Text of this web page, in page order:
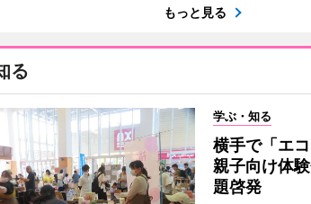
もっと見る
る
学ぶ・知る
横手で「エ
親子向け体
題啓発